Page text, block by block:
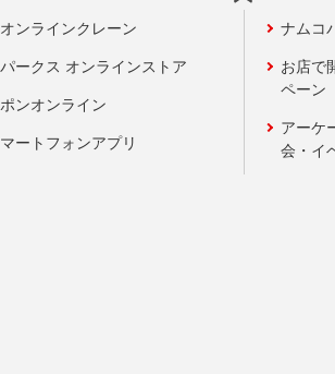
ンラインクレーン
ークス オンラインストア
ンオンライン
ートフォンアプリ
ナムコ
お店で
ペーン
アーケ
会・イ